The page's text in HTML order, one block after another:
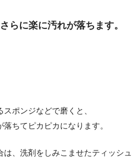
らに楽に汚れが落ちます。
ポンジなどで磨くと、
ちてピカピカになります。
、洗剤をしみこませたティッシュ